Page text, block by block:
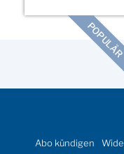
Abo kündigen